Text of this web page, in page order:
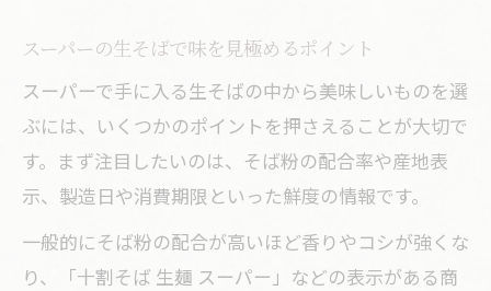
スーパーの生そばで味を見極めるポイント
スーパーで手に入る生そばの中から美味しいものを選
ぶには、いくつかのポイントを押さえることが大切で
す。まず注目したいのは、そば粉の配合率や産地表
示、製造日や消費期限といった鮮度の情報です。
一般的にそば粉の配合が高いほど香りやコシが強くな
り、「十割そば 生麺 スーパー」などの表示がある商